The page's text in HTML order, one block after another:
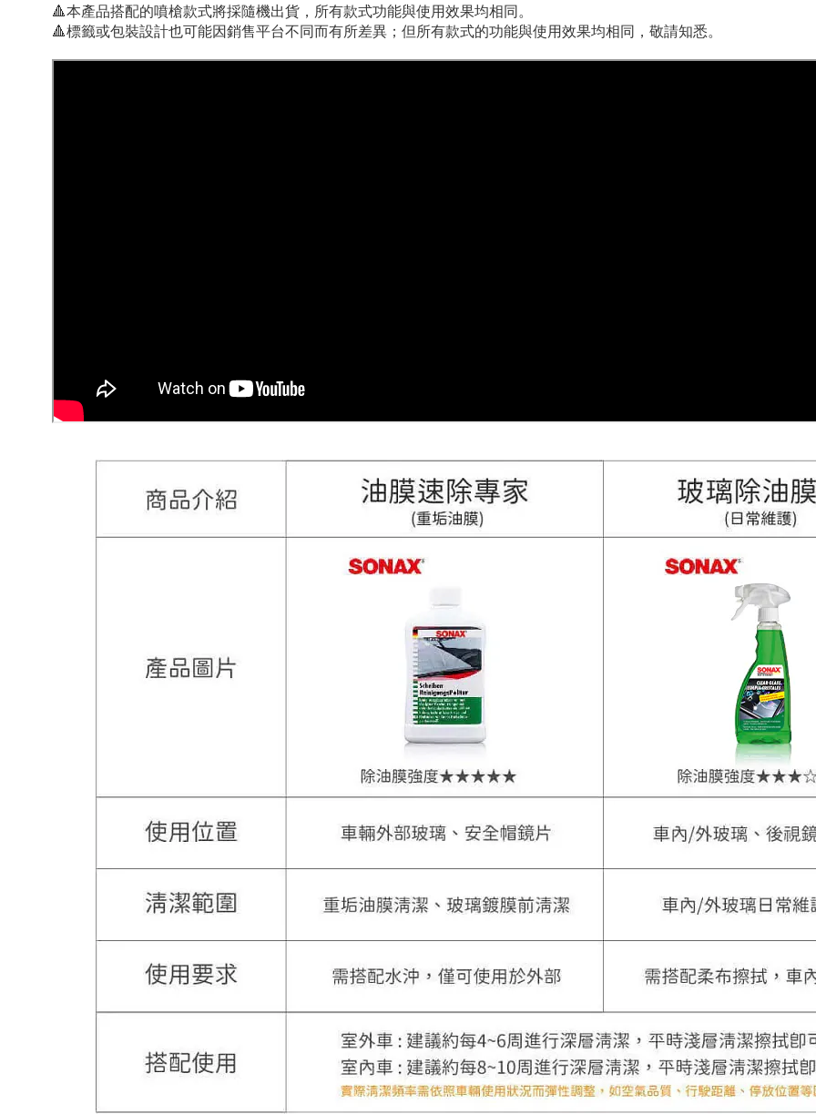
🔺本產品搭配的噴槍款式將採隨機出貨，所有款式功能與使用效果均相同。
🔺標籤或包裝設計也可能因銷售平台不同而有所差異； 但所有款式的功能與使用效果均相同，敬請知悉。